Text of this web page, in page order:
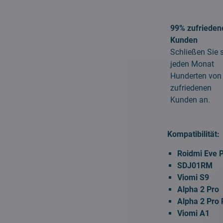
99%
Kunden
Schließen Sie
jeden Monat
Hunderten von
zufriedenen
Kunden an.
Kompatibilität:
Roidmi Eve
SDJ01RM
Viomi S9
Alpha 2 Pro
Alpha 2 Pro
Viomi A1